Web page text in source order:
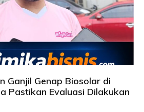
Ganjil Genap Biosolar di
Pastikan Evaluasi Dilakukan